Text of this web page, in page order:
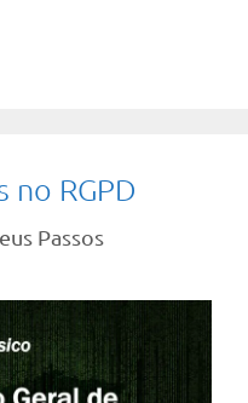
no RGPD
Passos